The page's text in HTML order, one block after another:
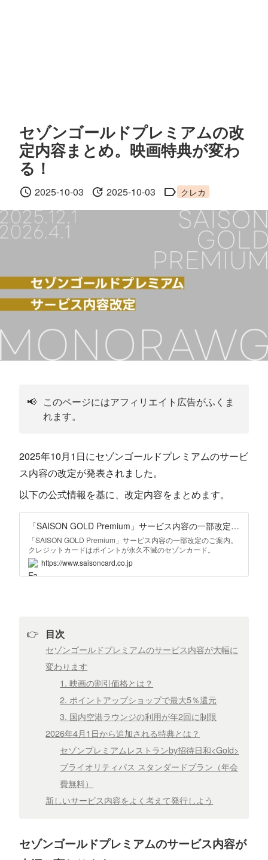
セゾンゴールドプレミアムの改
定内容まとめ。映画特典が変わ
る！
2025-10-03 2025-10-03 クレカ
📢 このページにはアフィリエイト広告がふくま
れます。
2025年10月1日にセゾンゴールドプレミアムのサービ
ス内容の改定が発表されました。
以下の公式情報を基に、改定内容をまとめます。
「SAISON GOLD Premium」サービス内容の一部改定のご案内 | クレジットカードはセゾンカード
「SAISON GOLD Premium」サービス内容の一部改定のご案内。
クレジットカードはポイントが永久不滅のセゾンカード。
https://www.saisoncard.co.jp
👉 目次
セゾンゴールドプレミアムのサービス内容が大幅に
変わります
1. 映画の割引価格とは？
2. ポイントアップショップで最大5％還元
3. 国内空港ラウンジの利用が年2回に制限
2026年4月1日から追加される特典とは？
セゾンプレミアムレストランby招待日和<Gold>
プライオリティパス スタンダードプラン（年会
費無料）
新しいサービス内容をよく考えて発行しよう
セゾンゴールドプレミアムのサービス内容が